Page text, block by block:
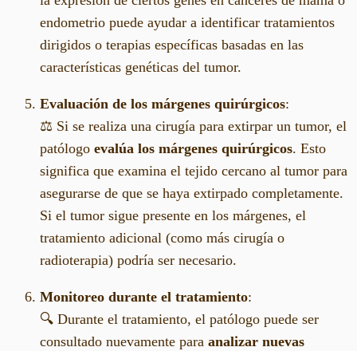
endometrio puede ayudar a identificar tratamientos
dirigidos o terapias específicas basadas en las
características genéticas del tumor.
Evaluación de los márgenes quirúrgicos:
⚖️ Si se realiza una cirugía para extirpar un tumor, el
patólogo evalúa los márgenes quirúrgicos. Esto
significa que examina el tejido cercano al tumor para
asegurarse de que se haya extirpado completamente.
Si el tumor sigue presente en los márgenes, el
tratamiento adicional (como más cirugía o
radioterapia) podría ser necesario.
Monitoreo durante el tratamiento:
🔍 Durante el tratamiento, el patólogo puede ser
consultado nuevamente para analizar nuevas